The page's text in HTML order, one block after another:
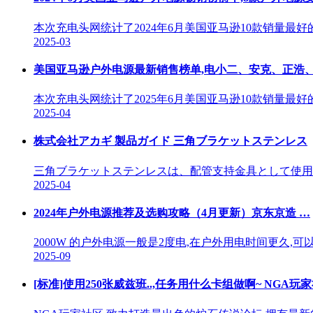
本次充电头网统计了2024年6月美国亚马逊10款销量最
2025-03
美国亚马逊户外电源最新销售榜单,电小二、安克、正浩
本次充电头网统计了2025年6月美国亚马逊10款销量最
2025-04
株式会社アカギ 製品ガイド 三角ブラケットステンレス
三角ブラケットステンレスは、配管支持金具として使
2025-04
2024年户外电源推荐及选购攻略（4月更新）京东京造 …
2000W 的户外电源一般是2度电,在户外用电时间更久,
2025-09
[标准]使用250张威兹班..,任务用什么卡组做啊~ NGA玩